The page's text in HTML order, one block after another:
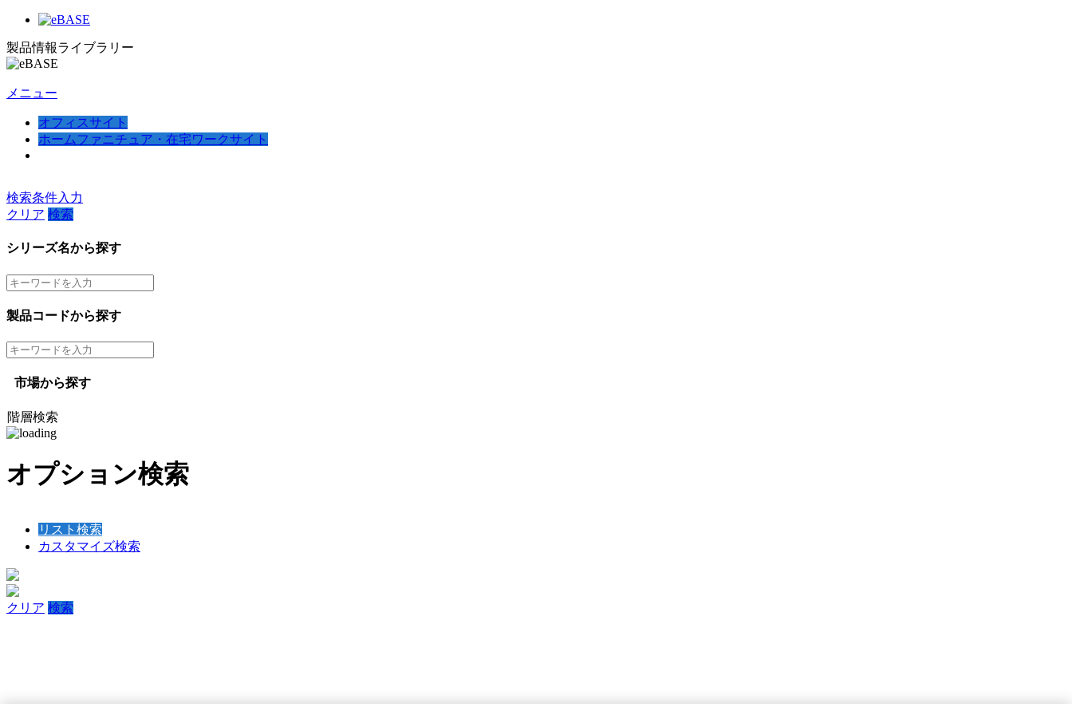
製品情報ライブラリー
メニュー
オフィスサイト
ホームファニチュア・在宅ワークサイト
検索条件入力
クリア 検索
シリーズ名から探す
製品コードから探す
市場から探す
階層検索
オプション検索
リスト検索
カスタマイズ検索
クリア 検索